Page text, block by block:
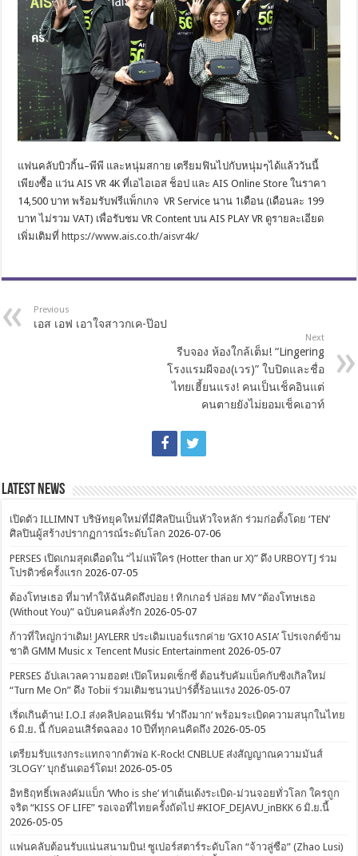
แฟนคลับบิวกิ้น–พีพี และหนุ่มสกาย เตรียมฟินไปกับหนุ่มๆได้แล้ววันนี้
เพียงซื้อ แว่นAIS VR 4Kที่เอไอเอส ช็อป และAIS Online Storeในราคา
14,500 บาท พร้อมรับฟรีแพ็กเกจ VR Serviceนาน 1เดือน (เดือนละ 199
บาท ไม่รวมVAT) เพื่อรับชมVR ContentบนAIS PLAY VR ดูรายละเอียด
เพิ่มเติมที่ https://www.ais.co.th/aisvr4k/
Previous
เอส เอฟ เอาใจสาวกเค-ป๊อป
Next
รีบจอง ห้องใกล้เต็ม! “Lingering
โรงแรมผีจอง(เวร)” ใบปิดและชื่อ
ไทยเฮี้ยนแรง! คนเป็นเช็คอินแต่
คนตายยังไม่ยอมเช็คเอาท์
Latest News
เปิดตัว ILLIMNT บริษัทยุคใหม่ที่มีศิลปินเป็นหัวใจหลัก ร่วมก่อตั้งโดย ‘TEN’
ศิลปินผู้สร้างปรากฏการณ์ระดับโลก 2026-07-06
PERSES เปิดเกมสุดเดือดใน “ไม่แพ้ใคร (Hotter than ur X)” ดึง URBOYTJ ร่วม
โปรดิวซ์ครั้งแรก 2026-07-05
ต้องโทษเธอ ที่มาทำให้ฉันคิดถึงบ่อย ! ทิกเกอร์ ปล่อย MV “ต้องโทษเธอ
(Without You)” ฉบับคนคลั่งรัก 2026-05-07
ก้าวที่ใหญ่กว่าเดิม! JAYLERR ประเดิมเบอร์แรกค่าย ‘GX10 ASIA’ โปรเจกต์ข้าม
ชาติ GMM Music x Tencent Music Entertainment 2026-05-07
PERSES อัปเลเวลความฮอต! เปิดโหมดเซ็กซี่ ต้อนรับคัมแบ็คกับซิงเกิลใหม่
“Turn Me On” ดึง Tobii ร่วมเติมชนวนปาร์ตี้ร้อนแรง 2026-05-07
เริ่ดเกินต้าน! I.O.I ส่งคลิปคอนเฟิร์ม ‘ทำถึงมาก’ พร้อมระเบิดความสนุกในไทย
6 มิ.ย. นี้ กับคอนเสิร์ตฉลอง 10 ปีที่ทุกคนคิดถึง 2026-05-05
เตรียมรับแรงกระแทกจากตัวพ่อ K-Rock! CNBLUE ส่งสัญญาณความมันส์
‘3LOGY’ บุกธันเดอร์โดม! 2026-05-05
อิทธิฤทธิ์เพลงคัมแบ็ก ‘Who is she’ ท่าเต้นเด้งระเบิด-ม่วนจอยทั่วโลก ใครถูก
จริต “KISS OF LIFE” รอเจอที่ไทยครั้งถัดไป #KIOF_DEJAVU_inBKK 6 มิ.ย.นี้
2026-05-05
แฟนคลับต้อนรับแน่นสนามบิน! ซูเปอร์สตาร์ระดับโลก “จ้าวลู่ซือ” (Zhao Lusi)